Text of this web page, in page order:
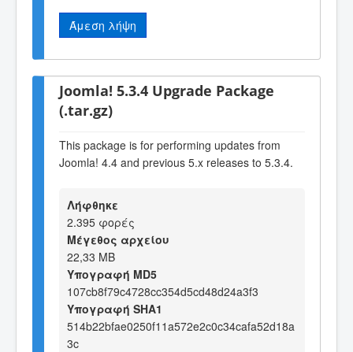
Άμεση λήψη
Joomla! 5.3.4 Upgrade Package
(.tar.gz)
This package is for performing updates from
Joomla! 4.4 and previous 5.x releases to 5.3.4.
Λήφθηκε
2.395 φορές
Μέγεθος αρχείου
22,33 MB
Υπογραφή MD5
107cb8f79c4728cc354d5cd48d24a3f3
Υπογραφή SHA1
514b22bfae0250f11a572e2c0c34cafa52d18a
3c